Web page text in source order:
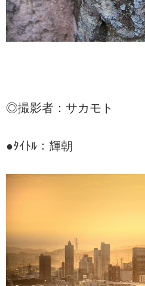
◎撮影者：サカモト
●ﾀｲﾄﾙ：輝朝